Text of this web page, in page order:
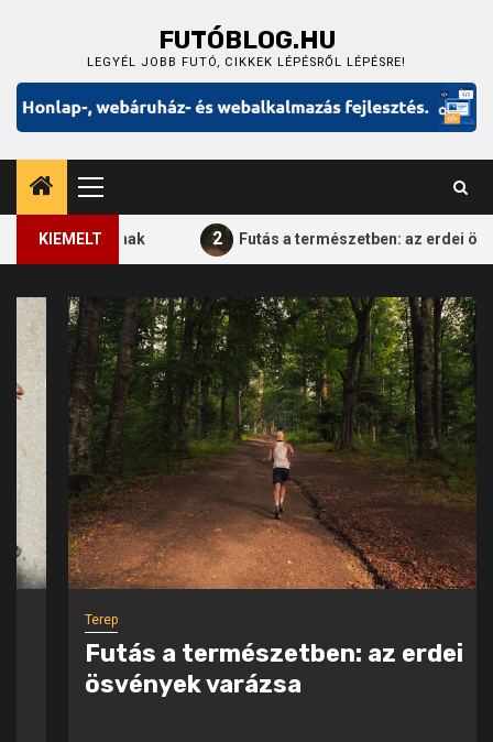
FUTÓBLOG.HU
LEGYÉL JOBB FUTÓ, CIKKEK LÉPÉSRŐL LÉPÉSRE!
Primary
Menu
KIEMELT 2 Futás a természetben: az erdei ösvények
Futás a természetben: az erdei
ösvények varázsa